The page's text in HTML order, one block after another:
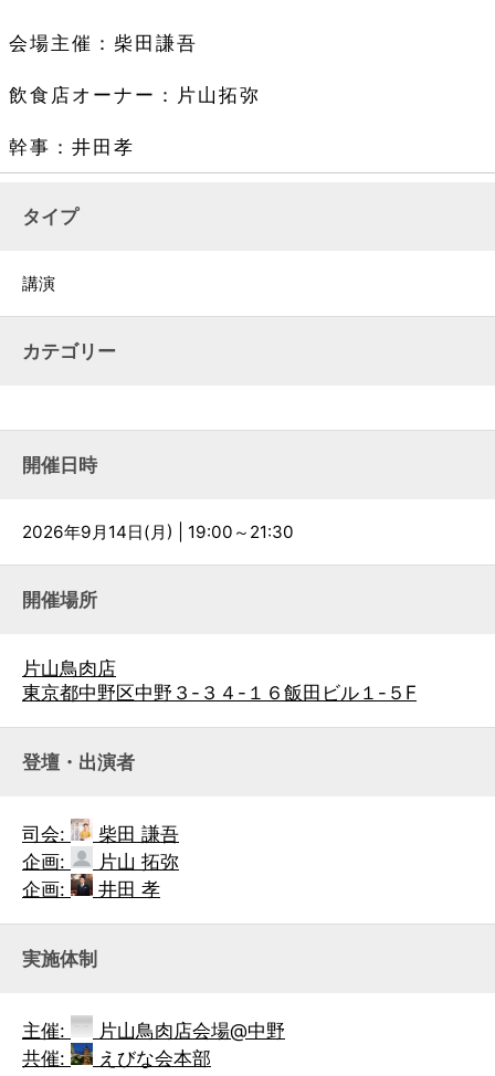
会場主催：柴田謙吾
飲食店オーナー：片山拓弥
幹事：井田孝
タイプ
講演
カテゴリー
開催日時
2026年9月14日(月) | 19:00～21:30
開催場所
片山鳥肉店
東京都中野区中野３-３４-１６飯田ビル１-５F
登壇・出演者
司会:
柴田 謙吾
企画:
片山 拓弥
企画:
井田 孝
実施体制
主催:
片山鳥肉店会場@中野
共催:
えびな会本部